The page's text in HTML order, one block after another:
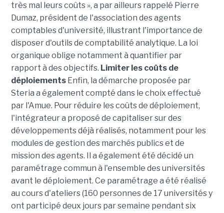
très mal leurs coûts », a par ailleurs rappelé Pierre
Dumaz, président de l'association des agents
comptables d'université, illustrant l'importance de
disposer d'outils de comptabilité analytique. La loi
organique oblige notamment à quantifier par
rapport à des objectifs. Limiter les coûts de
déploiementsEnfin, la démarche proposée par
Steria a également compté dans le choix effectué
par l'Amue. Pour réduire les coûts de déploiement,
l'intégrateur a proposé de capitaliser sur des
développements déjà réalisés, notamment pour les
modules de gestion des marchés publics et de
mission des agents. Il a également été décidé un
paramétrage commun à l'ensemble des universités
avant le déploiement. Ce paramétrage a été réalisé
au cours d'ateliers (160 personnes de 17 universités y
ont participé deux jours par semaine pendant six